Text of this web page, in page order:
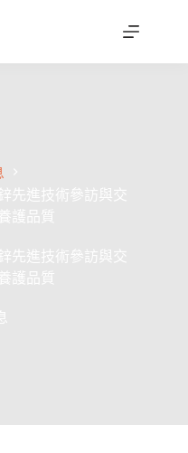
先進技術參訪與交
護品質
先進技術參訪與交
護品質